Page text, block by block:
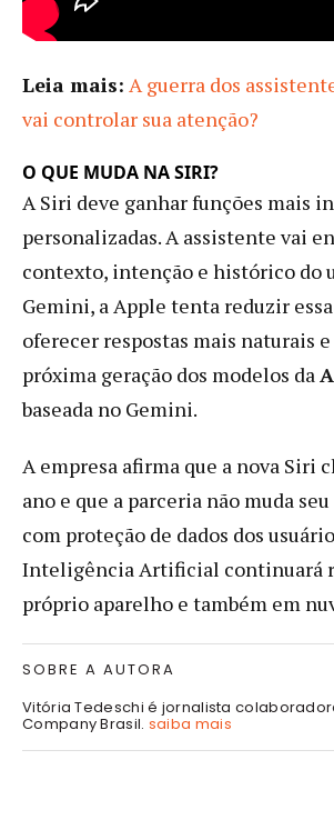
Leia mais: A guerra dos
vai controlar sua atenção?
O QUE MUDA NA SIRI?
A Siri deve ganhar funções mais
personalizadas. A assistente vai
contexto, intenção e histórico do
Gemini, a Apple tenta reduzir
oferecer respostas mais naturais
próxima geração dos modelos da
baseada no Gemini.
A empresa afirma que a nova Siri
ano e que a parceria não muda
com proteção de dados dos
Inteligência Artificial continuará
próprio aparelho e também em
SOBRE A AUTORA
Vitória Tedeschi é jornalista
Company Brasil. saiba mais